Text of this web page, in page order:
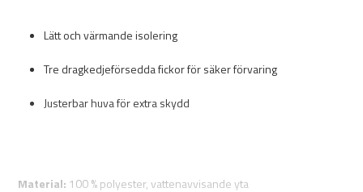
Lätt och värmande isolering
Tre dragkedjeförsedda fickor för säker förvaring
Justerbar huva för extra skydd
Material: 100 % polyester, vattenavvisande yta